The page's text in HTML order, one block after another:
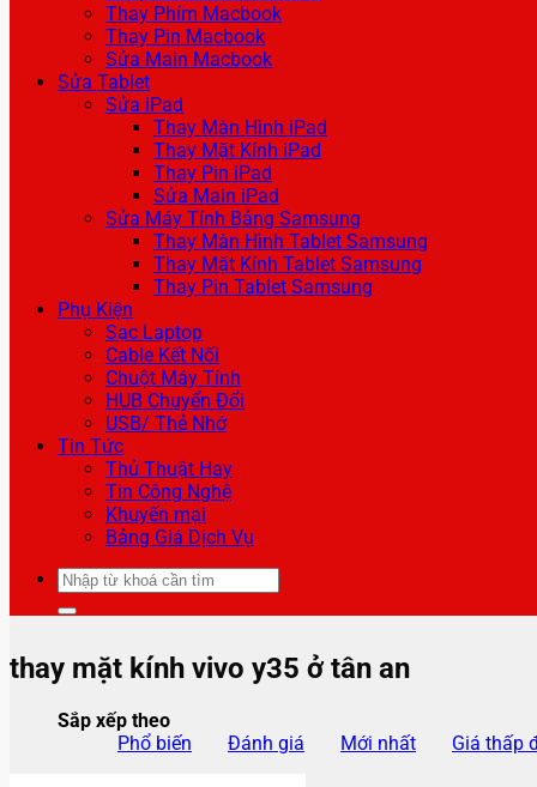
Thay Phím Macbook
Thay Pin Macbook
Sửa Main Macbook
Sửa Tablet
Sửa iPad
Thay Màn Hình iPad
Thay Mặt Kính iPad
Thay Pin iPad
Sửa Main iPad
Sửa Máy Tính Bảng Samsung
Thay Màn Hình Tablet Samsung
Thay Mặt Kính Tablet Samsung
Thay Pin Tablet Samsung
Phụ Kiện
Sạc Laptop
Cable Kết Nối
Chuột Máy Tính
HUB Chuyển Đổi
USB/ Thẻ Nhớ
Tin Tức
Thủ Thuật Hay
Tin Công Nghệ
Khuyến mại
Bảng Giá Dịch Vụ
Tìm
kiếm:
thay mặt kính vivo y35 ở tân an
Sắp xếp theo
Phổ biến
Đánh giá Mới nhất Giá thấp